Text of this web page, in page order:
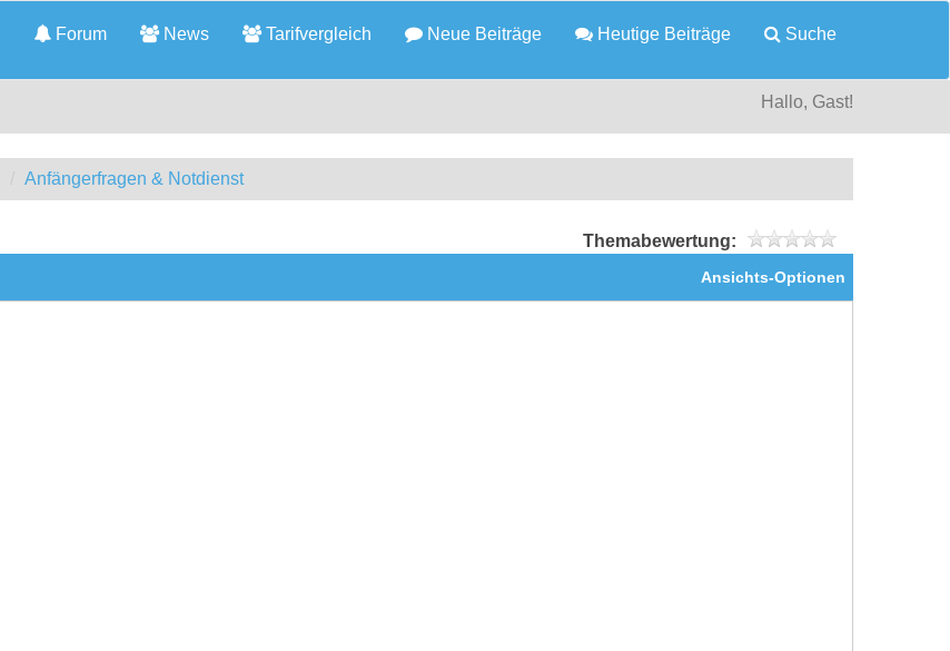
Forum News Tarifvergleich Neue Beiträge Heutige Beiträge Suche
Hallo, Gast!
Anfängerfragen & Notdienst
Themabewertung:
Ansichts-Optionen